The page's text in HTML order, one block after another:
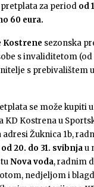
za period od
60 eura.
Kostrene sezonska
s invaliditetom (od
s prebivalištem
se može kupiti
KD Kostrena u
adresi Žuknica 1b,
od 20. do 31. svibnjau
Nova voda, radnim
nedjeljom i